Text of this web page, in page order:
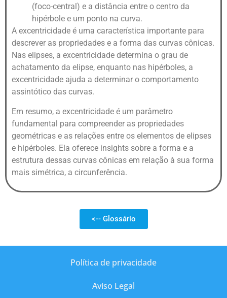
(foco-central) e a distância entre o centro da
hipérbole e um ponto na curva.
A excentricidade é uma característica importante para
descrever as propriedades e a forma das curvas cônicas.
Nas elipses, a excentricidade determina o grau de
achatamento da elipse, enquanto nas hipérboles, a
excentricidade ajuda a determinar o comportamento
assintótico das curvas.
Em resumo, a excentricidade é um parâmetro
fundamental para compreender as propriedades
geométricas e as relações entre os elementos de elipses
e hipérboles. Ela oferece insights sobre a forma e a
estrutura dessas curvas cônicas em relação à sua forma
mais simétrica, a circunferência.
<-- Glossário
Política de privacidade
Aviso Legal